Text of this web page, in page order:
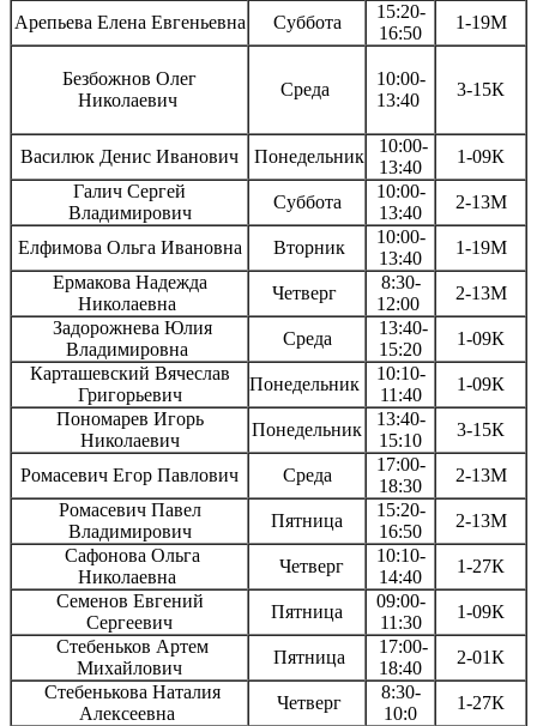
Арепьева Елена Евгеньевна
Суббота
15:20-
16:50
1-19М
Безбожнов Олег
Николаевич
Среда
10:00-
13:40
3-15К
Василюк Денис Иванович Понедельник
10:00-
13:40
1-09К
Галич Сергей
Владимирович
Суббота
10:00-
13:40
2-13М
Елфимова Ольга Ивановна Вторник
10:00-
13:40
1-19М
Ермакова Надежда
Николаевна
Четверг
8:30-
12:00
2-13М
Задорожнева Юлия
Владимировна
Среда
13:40-
15:20
1-09К
Карташевский Вячеслав
Григорьевич
Понедельник
10:10-
11:40
1-09К
Пономарев Игорь
Николаевич
Понедельник
13:40-
15:10
3-15К
Ромасевич Егор Павлович Среда
17:00-
18:30
2-13М
Ромасевич Павел
Владимирович
Пятница
15:20-
16:50
2-13М
Сафонова Ольга
Николаевна
Четверг
10:10-
14:40
1-27К
Семенов Евгений
Сергеевич
Пятница
09:00-
11:30
1-09К
Стебеньков Артем
Михайлович
Пятница
17:00-
18:40
2-01К
Стебенькова Наталия
Алексеевна
Четверг
8:30-
10:0
1-27К